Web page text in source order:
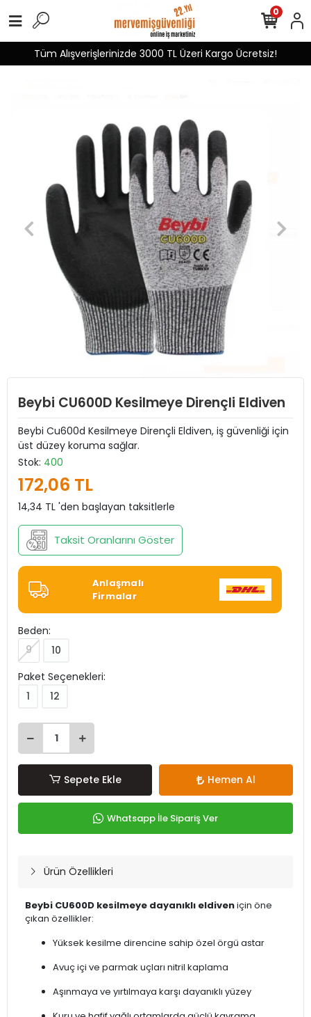
Tüm Alışverişlerinizde 3000 TL Üzeri Kargo Ücretsiz!
0
Beybi CU600D Kesilmeye Dirençli Eldiven
Beybi Cu600d Kesilmeye Dirençli Eldiven, iş güvenliği için
üst düzey koruma sağlar.
Stok: 400
172,06 TL
14,34 TL 'den başlayan taksitlerle
Taksit Oranlarını Göster
Anlaşmalı
Firmalar
Beden:
9
10
Paket Seçenekleri:
1
12
Sepete Ekle Hemen Al
Whatsapp İle Sipariş Ver
Ürün Özellikleri
Beybi CU600D kesilmeye dayanıklı eldiveniçin öne
çıkan özellikler:
Yüksek kesilme direncine sahip özel örgü astar
Avuç içi ve parmak uçları nitril kaplama
Aşınmaya ve yırtılmaya karşı dayanıklı yüzey